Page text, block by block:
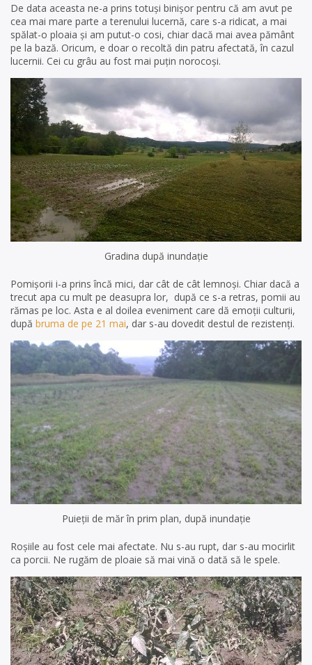
De data aceasta ne-a prins totuși binișor pentru că am avut pe
cea mai mare parte a terenului lucernă, care s-a ridicat, a mai
spălat-o ploaia și am putut-o cosi, chiar dacă mai avea pământ
pe la bază. Oricum, e doar o recoltă din patru afectată, în cazul
lucernii. Cei cu grâu au fost mai puțin norocoși.
Gradina după inundație
Pomișorii i-a prins încă mici, dar cât de cât lemnoși. Chiar dacă a
trecut apa cu mult pe deasupra lor, după ce s-a retras, pomii au
rămas pe loc. Asta e al doilea eveniment care dă emoții culturii,
după bruma de pe 21 mai, dar s-au dovedit destul de rezistenți.
Puieții de măr în prim plan, după inundație
Roșiile au fost cele mai afectate. Nu s-au rupt, dar s-au mocirlit
ca porcii. Ne rugăm de ploaie să mai vină o dată să le spele.